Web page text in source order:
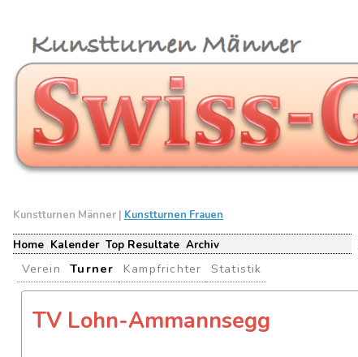
Kunstturnen Männer | Kunstturnen Frauen
Home Kalender Top Resultate Archiv
Verein Turner Kampfrichter Statistik
TV Lohn-Ammannsegg